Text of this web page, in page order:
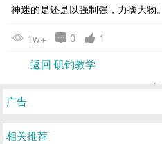
神迷的是还是以强制强，力擒大物。
1w+ 0
1
返回 矶钓教学
广告
相关推荐